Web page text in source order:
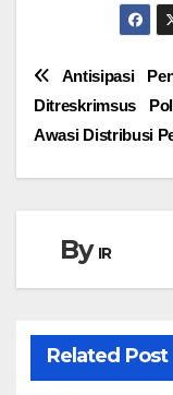
Navigasi
pos
Antisipasi
Ditreskrimsus
Awasi Distribusi
By IR
Related Post